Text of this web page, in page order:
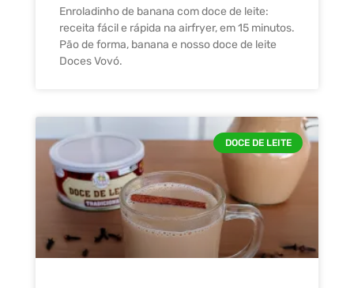
Enroladinho de banana com doce de leite:
receita fácil e rápida na airfryer, em 15 minutos.
Pão de forma, banana e nosso doce de leite
Doces Vovó.
DOCE DE LEITE